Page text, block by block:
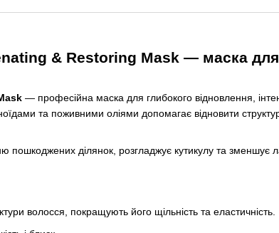
& Restoring Mask — маска
— професійна маска для глибокого відновлення,
та поживними оліями допомагає відновити
ділянок, розгладжує кутикулу та зменшує
волосся, покращують його щільність та еластичність.